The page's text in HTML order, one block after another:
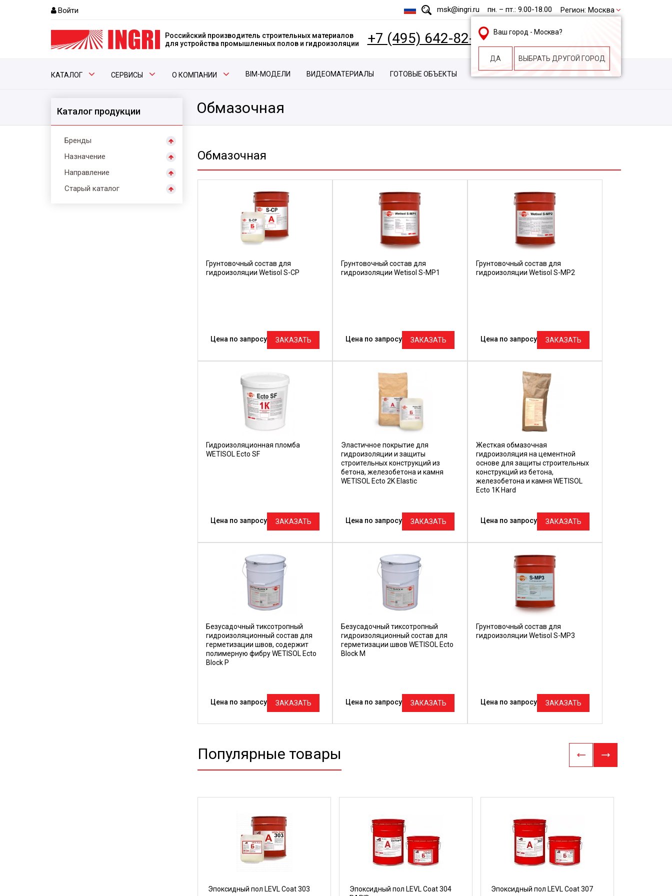
Войти msk@ingri.ru пн. – пт.: 9.00-18.00 Регион: Москва
Ваш город - Москва?
ДА ВЫБРАТЬ ДРУГОЙ ГОРОД
Российский производитель строительных материалов
для устройства промышленных полов и гидроизоляции
+7 (495) 642-82-62
КАТАЛОГ СЕРВИСЫ О КОМПАНИИ BIM-МОДЕЛИ ВИДЕОМАТЕРИАЛЫ ГОТОВЫЕ ОБЪЕКТЫ
Обмазочная
Каталог продукции
Бренды
Назначение
Направление
Старый каталог
Обмазочная
Грунтовочный состав для
гидроизоляции Wetisol S-CP
Цена по запросу ЗАКАЗАТЬ
Грунтовочный состав для
гидроизоляции Wetisol S-MP1
Цена по запросу ЗАКАЗАТЬ
Грунтовочный состав для
гидроизоляции Wetisol S-MP2
Цена по запросу ЗАКАЗАТЬ
Гидроизоляционная пломба
WETISOL Ecto SF
Цена по запросу ЗАКАЗАТЬ
Эластичное покрытие для
гидроизоляции и защиты
строительных конструкций из
бетона, железобетона и камня
WETISOL Ecto 2K Elastic
Цена по запросу ЗАКАЗАТЬ
Жесткая обмазочная
гидроизоляция на цементной
основе для защиты строительных
конструкций из бетона,
железобетона и камня WETISOL
Ecto 1K Hard
Цена по запросу ЗАКАЗАТЬ
Безусадочный тиксотропный
гидроизоляционный состав для
герметизации швов, содержит
полимерную фибру WETISOL Ecto
Block Р
Цена по запросу ЗАКАЗАТЬ
Безусадочный тиксотропный
гидроизоляционный состав для
герметизации швов WETISOL Ecto
Block M
Цена по запросу ЗАКАЗАТЬ
Грунтовочный состав для
гидроизоляции Wetisol S-MP3
Цена по запросу ЗАКАЗАТЬ
Популярные товары
Эпоксидный пол LEVL Coat 303
Эпоксидный пол LEVL Coat 304
Эпоксидный пол LEVL Coat 307